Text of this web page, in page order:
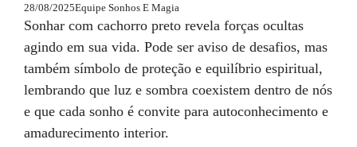
28/08/2025Equipe Sonhos E Magia
Sonhar com cachorro preto revela forças ocultas
agindo em sua vida. Pode ser aviso de desafios, mas
também símbolo de proteção e equilíbrio espiritual,
lembrando que luz e sombra coexistem dentro de nós
e que cada sonho é convite para autoconhecimento e
amadurecimento interior.